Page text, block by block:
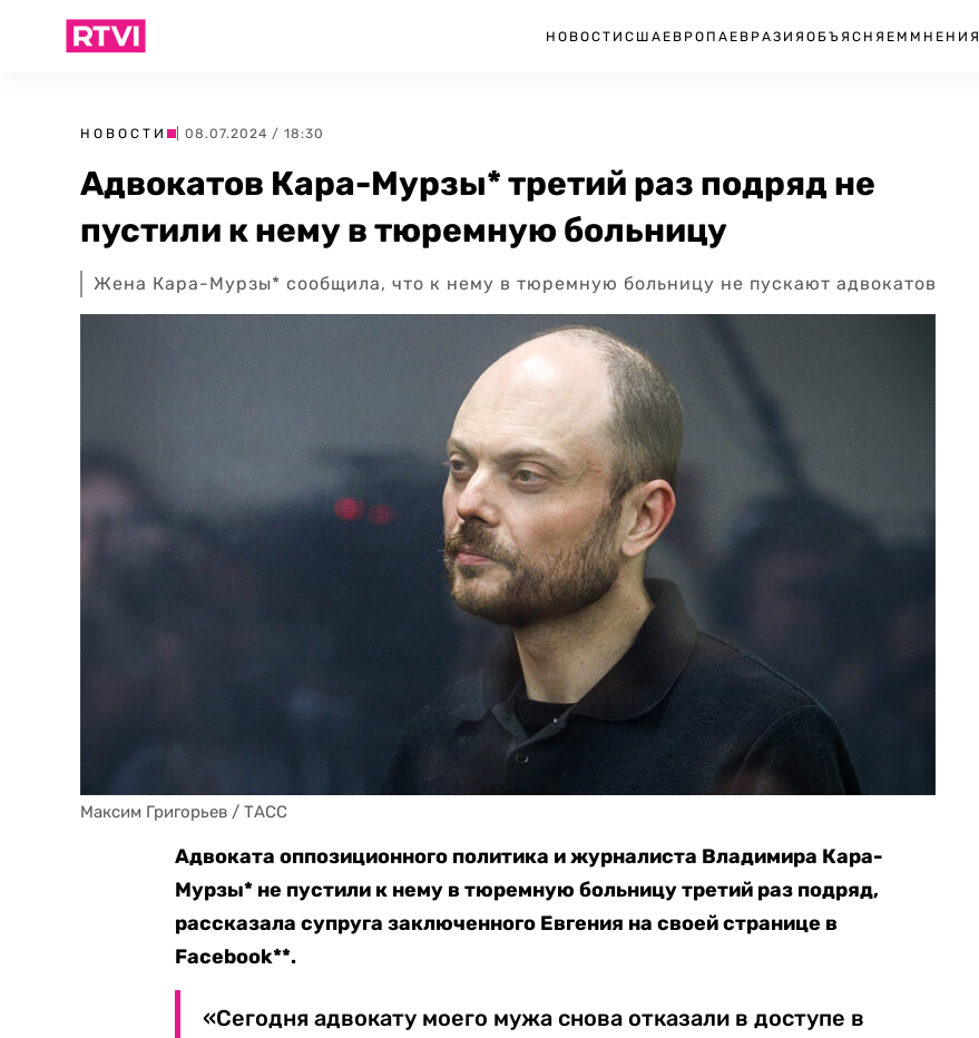
НОВОСТИ США ЕВРОПА ЕВРАЗИЯ ОБЪЯСНЯЕМ МНЕНИЯ
НОВОСТИ | 08.07.2024 / 18:30
Адвокатов Кара-Мурзы* третий раз подряд не
пустили к нему в тюремную больницу
Жена Кара-Мурзы* сообщила, что к нему в тюремную больницу не пускают адвокатов
Максим Григорьев / ТАСС
Адвоката оппозиционного политика и журналиста Владимира Кара-
Мурзы* не пустили к нему в тюремную больницу третий раз подряд,
рассказала супруга заключенного Евгения на своей странице в
Facebook**.
«Сегодня адвокату моего мужа снова отказали в доступе в